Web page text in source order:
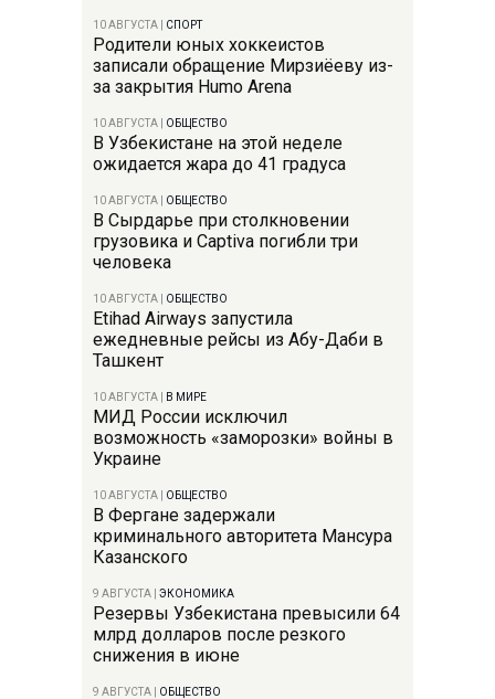
10 АВГУСТА СПОРТ
Родители юных хоккеистов
записали обращение Мирзиёеву из-
за закрытия Humo Arena
10 АВГУСТА ОБЩЕСТВО
В Узбекистане на этой неделе
ожидается жара до 41 градуса
10 АВГУСТА ОБЩЕСТВО
В Сырдарье при столкновении
грузовика и Captiva погибли три
человека
10 АВГУСТА ОБЩЕСТВО
Etihad Airways запустила
ежедневные рейсы из Абу-Даби в
Ташкент
10 АВГУСТА В МИРЕ
МИД России исключил
возможность «заморозки» войны в
Украине
10 АВГУСТА ОБЩЕСТВО
В Фергане задержали
криминального авторитета Мансура
Казанского
9 АВГУСТА ЭКОНОМИКА
Резервы Узбекистана превысили 64
млрд долларов после резкого
снижения в июне
9 АВГУСТА ОБЩЕСТВО